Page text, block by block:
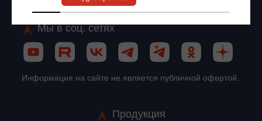
Мы в соц. сетях
Информация на сайте не является публичной офертой.
Продукция